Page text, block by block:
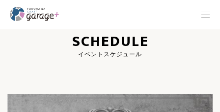
SCHEDULE
イベントスケジュール